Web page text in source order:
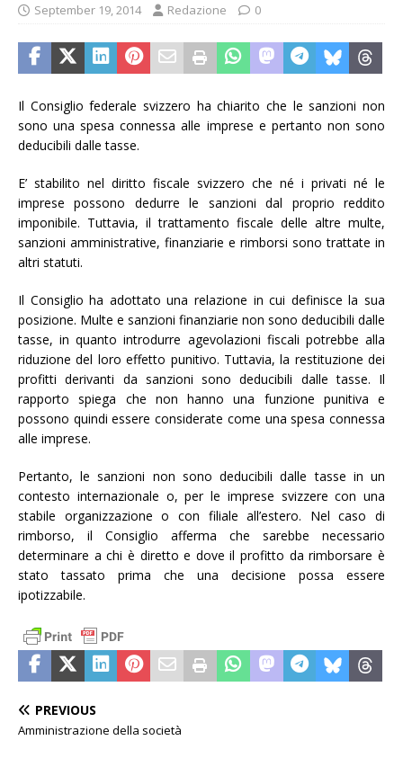
September 19, 2014 Redazione 0
Il Consiglio federale svizzero ha chiarito che le sanzioni non
sono una spesa connessa alle imprese e pertanto non sono
deducibili dalle tasse.
E’ stabilito nel diritto fiscale svizzero che né i privati né le
imprese possono dedurre le sanzioni dal proprio reddito
imponibile. Tuttavia, il trattamento fiscale delle altre multe,
sanzioni amministrative, finanziarie e rimborsi sono trattate in
altri statuti.
Il Consiglio ha adottato una relazione in cui definisce la sua
posizione. Multe e sanzioni finanziarie non sono deducibili dalle
tasse, in quanto introdurre agevolazioni fiscali potrebbe alla
riduzione del loro effetto punitivo. Tuttavia, la restituzione dei
profitti derivanti da sanzioni sono deducibili dalle tasse. Il
rapporto spiega che non hanno una funzione punitiva e
possono quindi essere considerate come una spesa connessa
alle imprese.
Pertanto, le sanzioni non sono deducibili dalle tasse in un
contesto internazionale o, per le imprese svizzere con una
stabile organizzazione o con filiale all’estero. Nel caso di
rimborso, il Consiglio afferma che sarebbe necessario
determinare a chi è diretto e dove il profitto da rimborsare è
stato tassato prima che una decisione possa essere
ipotizzabile.
PREVIOUS
Amministrazione della società